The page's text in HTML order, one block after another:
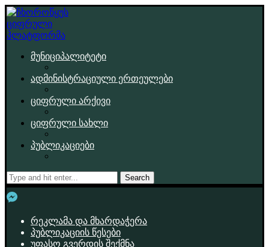
მუნიციპალიტეტი
ადმინისტრაციული ერთეულები
ციფრული არქივი
ციფრული სახლი
პუბლიკაციები
Search
რეკლამა და მხარდაჭერა
პუბლიკაციის წესები
უფასო გვერდის შექმნა